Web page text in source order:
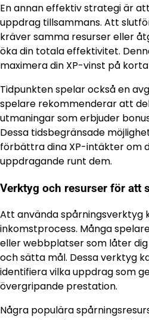
En annan effektiv strategi är
uppdrag tillsammans. Att
kräver samma resurser eller
öka din totala effektivitet.
maximera din XP-vinst på
Tidpunkten spelar också en
spelare rekommenderar att
utmaningar som erbjuder
Dessa tidsbegränsade
förbättra dina XP-intäkter om
uppdragande runt dem.
Verktyg och resurser för att
Att använda spårningsverktyg
inkomstprocess. Många
eller webbplatser som låter
och sätta mål. Dessa verktyg
identifiera vilka uppdrag som
övergripande prestation.
Några populära